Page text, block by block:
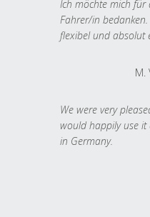
Ich möchte mich für
Fahrer/in
flexibel und absolut
M.
We were very
would happily use
in Germany.